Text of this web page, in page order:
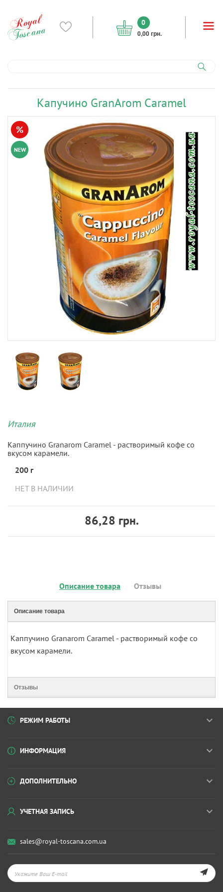
0
0,00 грн.
Капучино GranArom Caramel
NEW
%
Италия
Каппучино Granarom Caramel - растворимый кофе со
вкусом карамели.
200 г
НЕТ В НАЛИЧИИ
86,28 грн.
Описание товара Отзывы
Описание товара
Каппучино Granarom Caramel - растворимый кофе со
вкусом карамели.
Отзывы
РЕЖИМ РАБОТЫ
ИНФОРМАЦИЯ
ДОПОЛНИТЕЛЬНО
УЧЕТНАЯ ЗАПИСЬ
sales@royal-toscana.com.ua